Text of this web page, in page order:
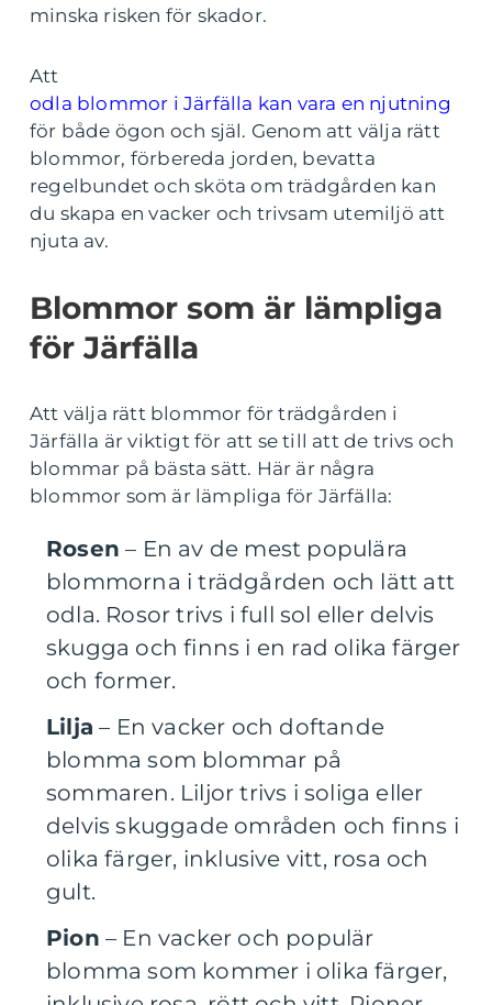
minska risken för skador.
Att
odla blommor i Järfälla kan vara en njutning
för både ögon och själ. Genom att välja rätt
blommor, förbereda jorden, bevatta
regelbundet och sköta om trädgården kan
du skapa en vacker och trivsam utemiljö att
njuta av.
Blommor som är lämpliga
för Järfälla
Att välja rätt blommor för trädgården i
Järfälla är viktigt för att se till att de trivs och
blommar på bästa sätt. Här är några
blommor som är lämpliga för Järfälla:
Rosen – En av de mest populära
blommorna i trädgården och lätt att
odla. Rosor trivs i full sol eller delvis
skugga och finns i en rad olika färger
och former.
Lilja – En vacker och doftande
blomma som blommar på
sommaren. Liljor trivs i soliga eller
delvis skuggade områden och finns i
olika färger, inklusive vitt, rosa och
gult.
Pion – En vacker och populär
blomma som kommer i olika färger,